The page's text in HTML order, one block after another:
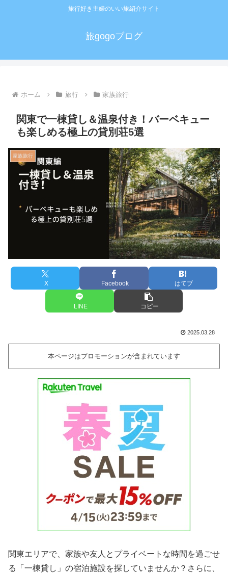
旅行好き主婦のいい旅紹介サイト
旅gogoブログ
ホーム 旅行 家族旅行
関東で一棟貸し＆温泉付き！バーベキュー
も楽しめる極上の貸別荘5選
家族旅行
X Facebook はてブ
LINE コピー
2025.03.28
本ページはプロモーションが含まれています
関東エリアで、家族や友人とプライベートな時間を過ごせ
る「一棟貸し」の宿泊施設を探していませんか？さらに、